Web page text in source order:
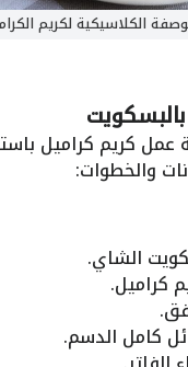
الكلاسيكية لكريم
عمل كريم كراميل
والخطوات:
الشاي.